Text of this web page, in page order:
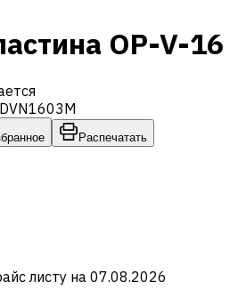
OP-V-16
Распечатать
листу на 07.08.2026